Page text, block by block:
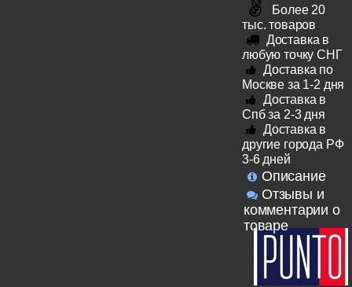
Более 20
тыс. товаров
Доставка в
любую точку СНГ
Доставка по
Москве за 1-2 дня
Доставка в
Спб за 2-3 дня
Доставка в
другие города РФ
3-6 дней
Описание
Отзывы и
комментарии о
товаре